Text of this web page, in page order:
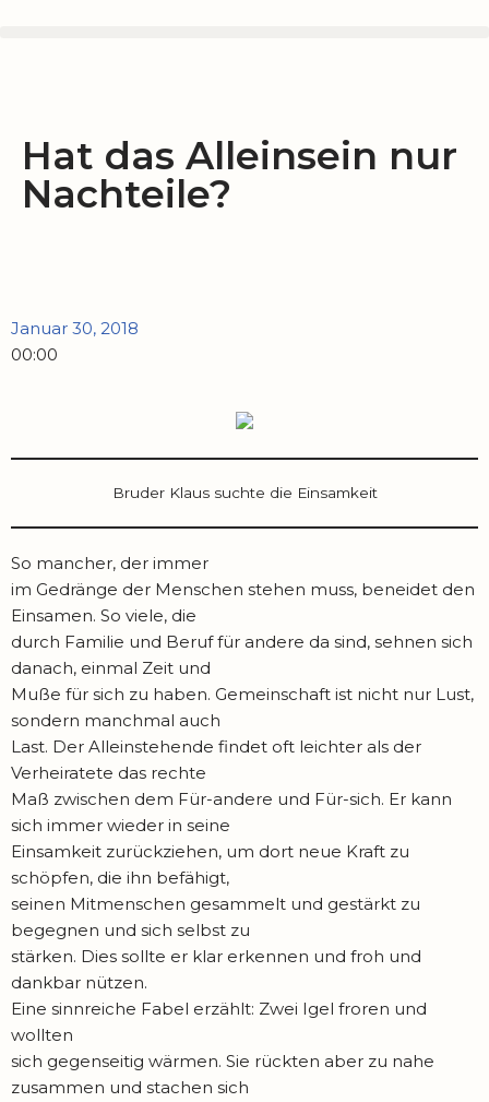
Hat das Alleinsein nur
Nachteile?
Januar 30, 2018
00:00
Bruder Klaus suchte die Einsamkeit
So mancher, der immer
im Gedränge der Menschen stehen muss, beneidet den
Einsamen. So viele, die
durch Familie und Beruf für andere da sind, sehnen sich
danach, einmal Zeit und
Muße für sich zu haben. Gemeinschaft ist nicht nur Lust,
sondern manchmal auch
Last. Der Alleinstehende findet oft leichter als der
Verheiratete das rechte
Maß zwischen dem Für-andere und Für-sich. Er kann
sich immer wieder in seine
Einsamkeit zurückziehen, um dort neue Kraft zu
schöpfen, die ihn befähigt,
seinen Mitmenschen gesammelt und gestärkt zu
begegnen und sich selbst zu
stärken. Dies sollte er klar erkennen und froh und
dankbar nützen.
Eine sinnreiche Fabel erzählt: Zwei Igel froren und
wollten
sich gegenseitig wärmen. Sie rückten aber zu nahe
zusammen und stachen sich